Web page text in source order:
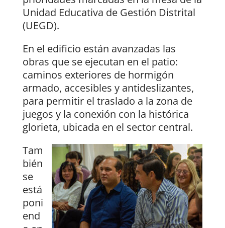
Unidad Educativa de Gestión Distrital
(UEGD).
En el edificio están avanzadas las
obras que se ejecutan en el patio:
caminos exteriores de hormigón
armado, accesibles y antideslizantes,
para permitir el traslado a la zona de
juegos y la conexión con la histórica
glorieta, ubicada en el sector central.
Tam
bién
se
está
poni
end